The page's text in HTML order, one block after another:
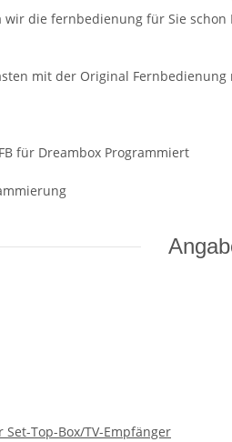
die fernbedienung für Sie
loslegen
mit der Original
für Dreambox Programmiert
Top-Box/TV-Empfänger